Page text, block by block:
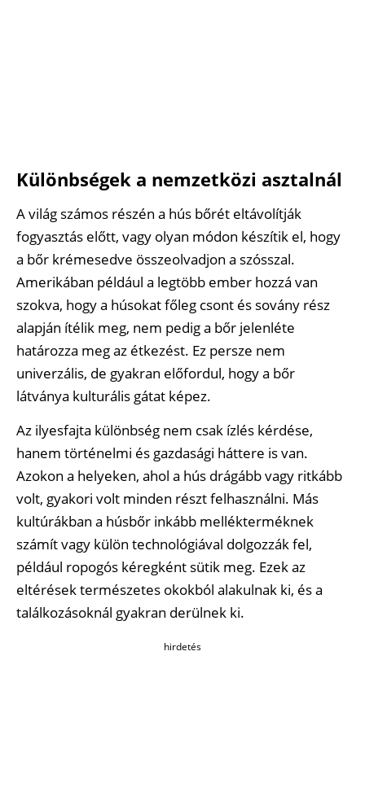
Különbségek a nemzetközi asztalnál
A világ számos részén a hús bőrét eltávolítják
fogyasztás előtt, vagy olyan módon készítik el, hogy
a bőr krémesedve összeolvadjon a szósszal.
Amerikában például a legtöbb ember hozzá van
szokva, hogy a húsokat főleg csont és sovány rész
alapján ítélik meg, nem pedig a bőr jelenléte
határozza meg az étkezést. Ez persze nem
univerzális, de gyakran előfordul, hogy a bőr
látványa kulturális gátat képez.
Az ilyesfajta különbség nem csak ízlés kérdése,
hanem történelmi és gazdasági háttere is van.
Azokon a helyeken, ahol a hús drágább vagy ritkább
volt, gyakori volt minden részt felhasználni. Más
kultúrákban a húsbőr inkább mellékterméknek
számít vagy külön technológiával dolgozzák fel,
például ropogós kéregként sütik meg. Ezek az
eltérések természetes okokból alakulnak ki, és a
találkozásoknál gyakran derülnek ki.
hirdetés